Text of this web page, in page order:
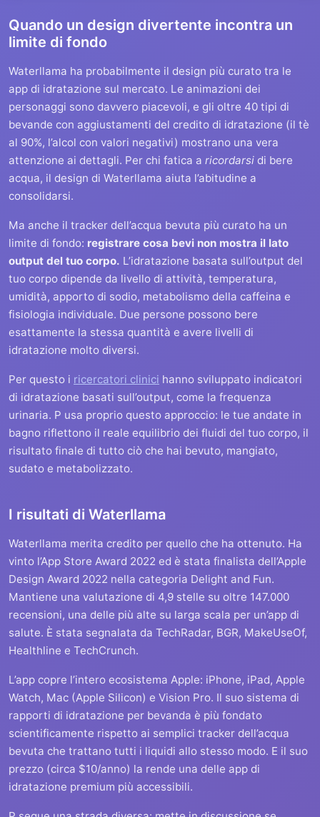
Quando un design divertente incontra un
limite di fondo
Waterllama ha probabilmente il design più curato tra le
app di idratazione sul mercato. Le animazioni dei
personaggi sono davvero piacevoli, e gli oltre 40 tipi di
bevande con aggiustamenti del credito di idratazione (il tè
al 90%, l’alcol con valori negativi) mostrano una vera
attenzione ai dettagli. Per chi fatica a ricordarsi di bere
acqua, il design di Waterllama aiuta l’abitudine a
consolidarsi.
Ma anche il tracker dell’acqua bevuta più curato ha un
limite di fondo: registrare cosa bevi non mostra il lato
output del tuo corpo. L’idratazione basata sull’output del
tuo corpo dipende da livello di attività, temperatura,
umidità, apporto di sodio, metabolismo della caffeina e
fisiologia individuale. Due persone possono bere
esattamente la stessa quantità e avere livelli di
idratazione molto diversi.
Per questo i ricercatori clinici hanno sviluppato indicatori
di idratazione basati sull’output, come la frequenza
urinaria. P usa proprio questo approccio: le tue andate in
bagno riflettono il reale equilibrio dei fluidi del tuo corpo, il
risultato finale di tutto ciò che hai bevuto, mangiato,
sudato e metabolizzato.
I risultati di Waterllama
Waterllama merita credito per quello che ha ottenuto. Ha
vinto l’App Store Award 2022 ed è stata finalista dell’Apple
Design Award 2022 nella categoria Delight and Fun.
Mantiene una valutazione di 4,9 stelle su oltre 147.000
recensioni, una delle più alte su larga scala per un’app di
salute. È stata segnalata da TechRadar, BGR, MakeUseOf,
Healthline e TechCrunch.
L’app copre l’intero ecosistema Apple: iPhone, iPad, Apple
Watch, Mac (Apple Silicon) e Vision Pro. Il suo sistema di
rapporti di idratazione per bevanda è più fondato
scientificamente rispetto ai semplici tracker dell’acqua
bevuta che trattano tutti i liquidi allo stesso modo. E il suo
prezzo (circa $10/anno) la rende una delle app di
idratazione premium più accessibili.